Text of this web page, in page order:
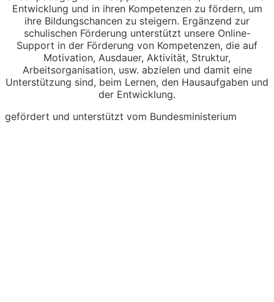
Entwicklung und in ihren Kompetenzen zu fördern, um
ihre Bildungschancen zu steigern. Ergänzend zur
schulischen Förderung unterstützt unsere Online-
Support in der Förderung von Kompetenzen, die auf
Motivation, Ausdauer, Aktivität, Struktur,
Arbeitsorganisation, usw. abzielen und damit eine
Unterstützung sind, beim Lernen, den Hausaufgaben und
der Entwicklung.
gefördert und unterstützt vom Bundesministerium